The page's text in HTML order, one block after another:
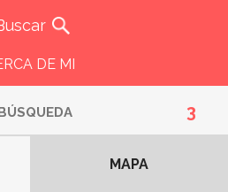
DE MI
3
MAPA